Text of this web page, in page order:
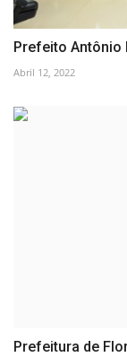
Prefeito Antônio
Abril 12, 2022
Prefeitura de